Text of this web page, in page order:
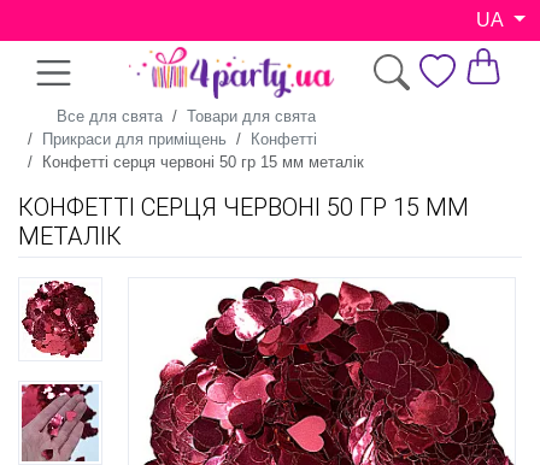
UA
Все для свята
Товари для свята
Прикраси для приміщень
Конфетті
Конфетті серця червоні 50 гр 15 мм металік
КОНФЕТТІ СЕРЦЯ ЧЕРВОНІ 50 ГР 15 ММ
МЕТАЛІК